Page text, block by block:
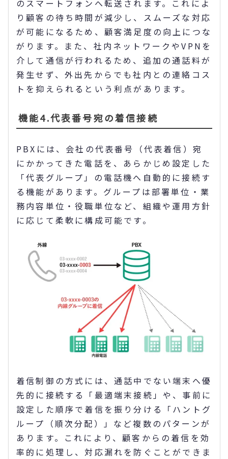
のスマートフォンへ転送されます。これによ
り顧客の待ち時間が減少し、スムーズな対応
が可能になるため、顧客満足度の向上につな
がります。また、社内ネットワークやVPNを
介して通信が行われるため、追加の通話料が
発生せず、外出先からでも社内との連絡コス
トを抑えられるという利点があります。
機能4.代表番号宛の着信接続
PBXには、会社の代表番号（代表着信）宛
にかかってきた電話を、あらかじめ設定した
「代表グループ」の電話機へ自動的に接続す
る機能があります。グループは部署単位・業
務内容単位・役職単位など、組織や運用方針
に応じて柔軟に構成可能です。
着信制御の方式には、通話中でない端末へ優
先的に接続する「最適端末接続」や、事前に
設定した順序で着信を振り分ける「ハントグ
ループ（順次分配）」など複数のパターンが
あります。これにより、顧客からの着信を効
率的に処理し、対応漏れを防ぐことができま